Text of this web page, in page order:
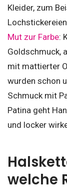
Kleider, zum
Mut zur Farbe:
Goldschmuck,
mit mattierter
wurden schon
Schmuck mit
Patina geht
und locker
welche